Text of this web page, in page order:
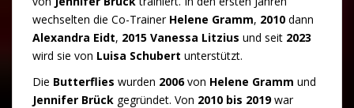
wechselten die Co-Trainer Helene Gramm, 2010 dann
Alexandra Eidt, 2015 Vanessa Litzius und seit 2023
wird sie von Luisa Schubert unterstützt.
Die Butterflies wurden 2006von Helene Gramm und
Jennifer Brück gegründet. Von 2010 bis 2019war